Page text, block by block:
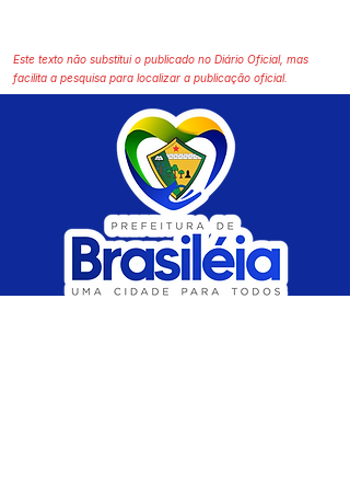
Este texto não substitui o publicado no Diário Oficial, mas
facilita a pesquisa para localizar a publicação oficial.